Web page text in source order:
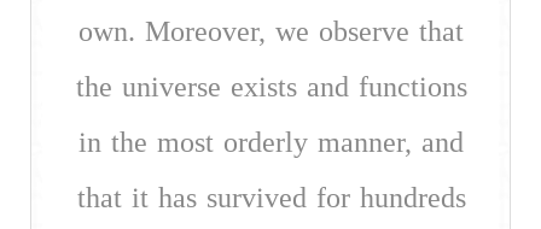
own. Moreover, we observe that
the universe exists and functions
in the most orderly manner, and
that it has survived for hundreds